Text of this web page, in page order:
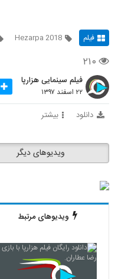
فیلم Hezarpa 2018
۲۱۰
فیلم سینمایی هزارپا
۲۲ اسفند ۱۳۹۷
دانلود بیشتر
ویدیوهای دیگر
ویدیوهای مرتبط